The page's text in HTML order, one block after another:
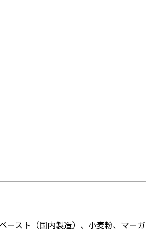
ースト（国内製造）、小麦粉、マー